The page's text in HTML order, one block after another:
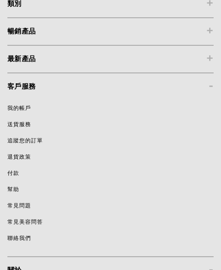
+
類別
+
暢銷產品
+
最新產品
-
客戶服務
我的帳戶
送貨服務
追蹤您的訂單
退貨政策
付款
幫助
常見問題
常見美容問答
聯絡我們